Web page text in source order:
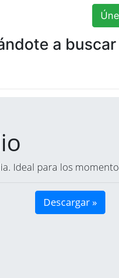
a
Ideal para los
Descargar »